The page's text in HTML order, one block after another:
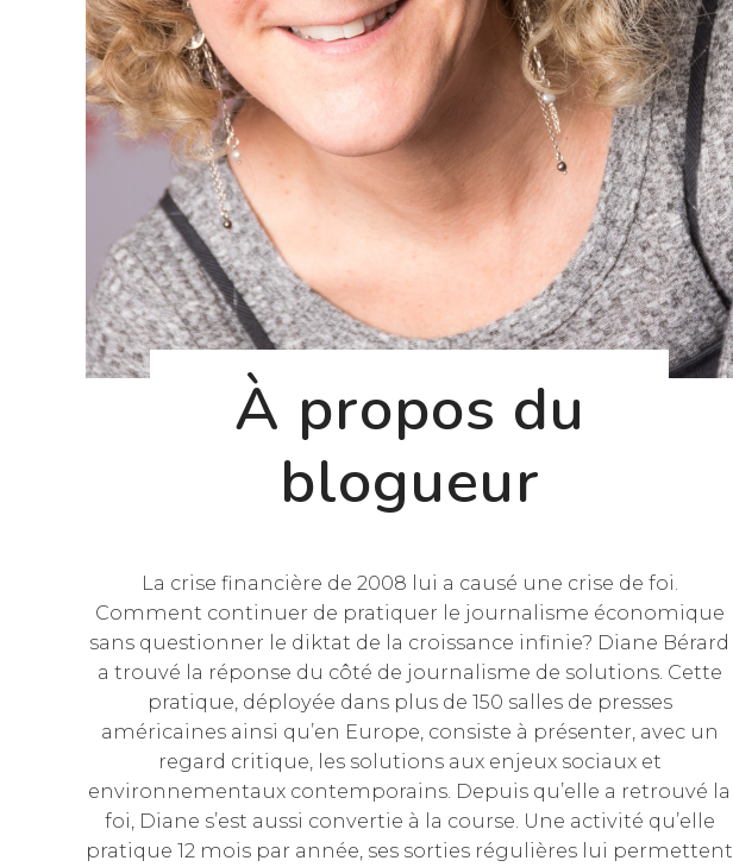
À propos du
blogueur
La crise financière de 2008 lui a causé une crise de foi.
Comment continuer de pratiquer le journalisme économique
sans questionner le diktat de la croissance infinie? Diane Bérard
a trouvé la réponse du côté de journalisme de solutions. Cette
pratique, déployée dans plus de 150 salles de presses
américaines ainsi qu’en Europe, consiste à présenter, avec un
regard critique, les solutions aux enjeux sociaux et
environnementaux contemporains. Depuis qu’elle a retrouvé la
foi, Diane s’est aussi convertie à la course. Une activité qu’elle
pratique 12 mois par année, ses sorties régulières lui permettent